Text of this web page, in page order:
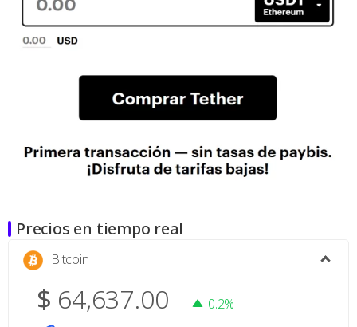
Precios en tiempo real
Bitcoin
$ 64,637.00 0.2%